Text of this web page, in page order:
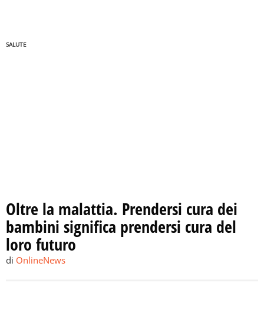
SALUTE
Oltre la malattia. Prendersi cura dei
bambini significa prendersi cura del
loro futuro
di OnlineNews